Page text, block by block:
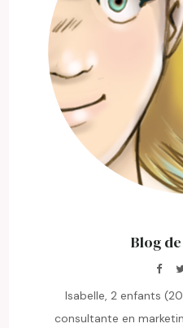
Blog
Isabelle, 2 enfants
consultante en